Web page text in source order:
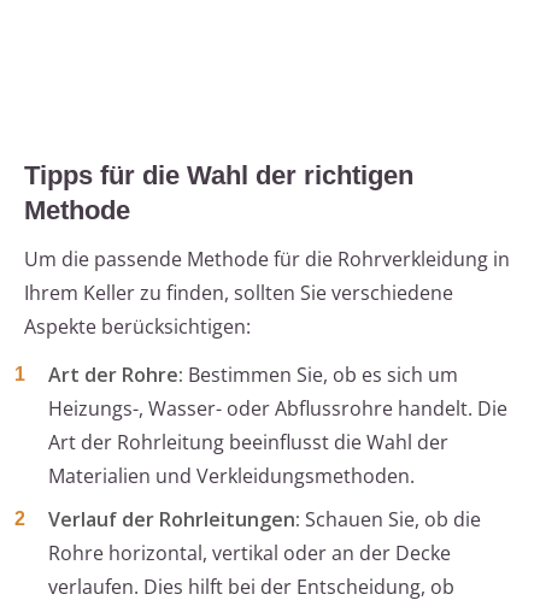
Tipps für die Wahl der richtigen
Methode
Um die passende Methode für die Rohrverkleidung in
Ihrem Keller zu finden, sollten Sie verschiedene
Aspekte berücksichtigen:
Art der Rohre: Bestimmen Sie, ob es sich um
Heizungs-, Wasser- oder Abflussrohre handelt. Die
Art der Rohrleitung beeinflusst die Wahl der
Materialien und Verkleidungsmethoden.
Verlauf der Rohrleitungen: Schauen Sie, ob die
Rohre horizontal, vertikal oder an der Decke
verlaufen. Dies hilft bei der Entscheidung, ob